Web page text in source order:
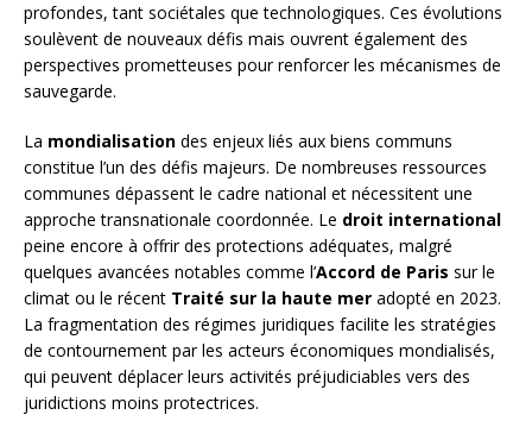
profondes, tant sociétales que technologiques. Ces évolutions
soulèvent de nouveaux défis mais ouvrent également des
perspectives prometteuses pour renforcer les mécanismes de
sauvegarde.
La mondialisation des enjeux liés aux biens communs
constitue l’un des défis majeurs. De nombreuses ressources
communes dépassent le cadre national et nécessitent une
approche transnationale coordonnée. Le droit international
peine encore à offrir des protections adéquates, malgré
quelques avancées notables comme l’Accord de Paris sur le
climat ou le récent Traité sur la haute mer adopté en 2023.
La fragmentation des régimes juridiques facilite les stratégies
de contournement par les acteurs économiques mondialisés,
qui peuvent déplacer leurs activités préjudiciables vers des
juridictions moins protectrices.